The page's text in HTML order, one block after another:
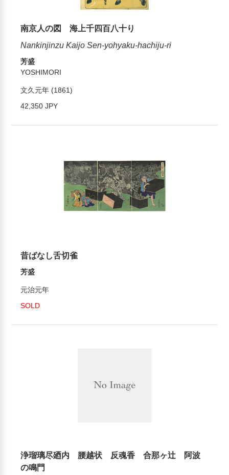
南京人の図 海上千四百八十り
Nankinjinzu Kaijo Sen-yohyaku-hachiju-ri
芳盛
YOSHIMORI
文久元年 (1861)
42,350 JPY
昔ばなし舌切雀
芳盛
元治元年
SOLD
浄瑠璃尽廼内 腰越状 反魂香 合那ヶ辻 阿波
の鳴門